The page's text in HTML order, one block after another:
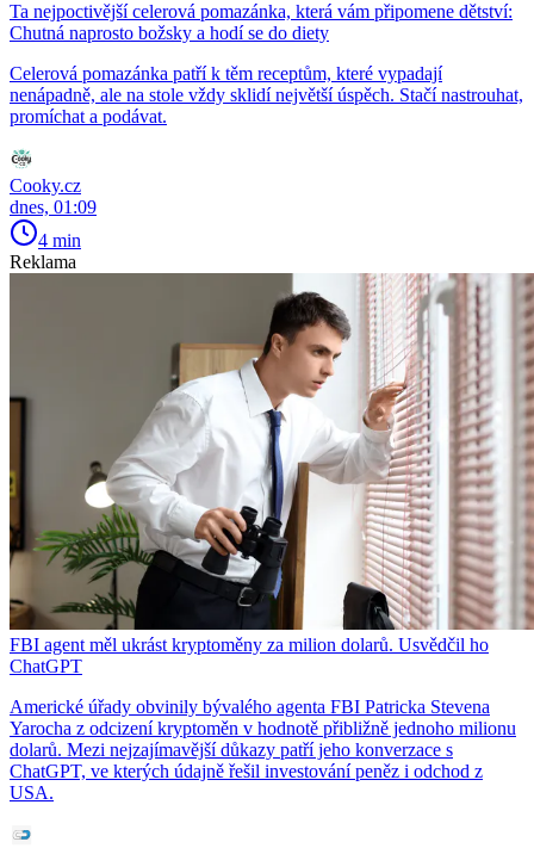
Ta nejpoctivější celerová pomazánka, která vám připomene dětství:
Chutná naprosto božsky a hodí se do diety
Celerová pomazánka patří k těm receptům, které vypadají
nenápadně, ale na stole vždy sklidí největší úspěch. Stačí nastrouhat,
promíchat a podávat.
Cooky.cz
dnes, 01:09
4 min
Reklama
FBI agent měl ukrást kryptoměny za milion dolarů. Usvědčil ho
ChatGPT
Americké úřady obvinily bývalého agenta FBI Patricka Stevena
Yarocha z odcizení kryptoměn v hodnotě přibližně jednoho milionu
dolarů. Mezi nejzajímavější důkazy patří jeho konverzace s
ChatGPT, ve kterých údajně řešil investování peněz i odchod z
USA.